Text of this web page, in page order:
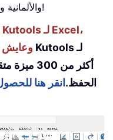
والألمانية والفرنسية والصينية و40+ لغات أخرى!
وعايش
الحفظ.انقر هنا